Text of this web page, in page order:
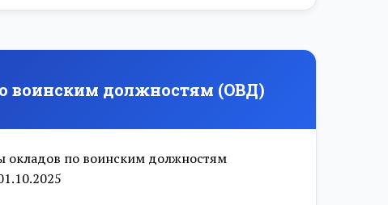
15 761.00 ₽
воинским должностям (ОВД)
окладов по воинским должностям